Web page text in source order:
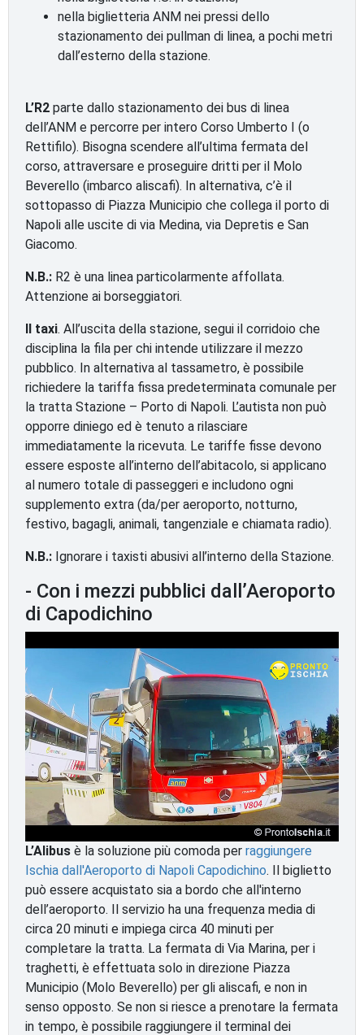
nella biglietteria ANM nei pressi dello
stazionamento dei pullman di linea, a pochi metri
dall’esterno della stazione.
L’R2 parte dallo stazionamento dei bus di linea
dell’ANM e percorre per intero Corso Umberto I (o
Rettifilo). Bisogna scendere all’ultima fermata del
corso, attraversare e proseguire dritti per il Molo
Beverello (imbarco aliscafi). In alternativa, c’è il
sottopasso di Piazza Municipio che collega il porto di
Napoli alle uscite di via Medina, via Depretis e San
Giacomo.
N.B.: R2 è una linea particolarmente affollata.
Attenzione ai borseggiatori.
Il taxi. All’uscita della stazione, segui il corridoio che
disciplina la fila per chi intende utilizzare il mezzo
pubblico. In alternativa al tassametro, è possibile
richiedere la tariffa fissa predeterminata comunale per
la tratta Stazione – Porto di Napoli. L’autista non può
opporre diniego ed è tenuto a rilasciare
immediatamente la ricevuta. Le tariffe fisse devono
essere esposte all’interno dell’abitacolo, si applicano
al numero totale di passeggeri e includono ogni
supplemento extra (da/per aeroporto, notturno,
festivo, bagagli, animali, tangenziale e chiamata radio).
N.B.: Ignorare i taxisti abusivi all’interno della Stazione.
- Con i mezzi pubblici dall’Aeroporto
di Capodichino
L’Alibus è la soluzione più comoda per raggiungere
Ischia dall'Aeroporto di Napoli Capodichino. Il biglietto
può essere acquistato sia a bordo che all'interno
dell’aeroporto. Il servizio ha una frequenza media di
circa 20 minuti e impiega circa 40 minuti per
completare la tratta. La fermata di Via Marina, per i
traghetti, è effettuata solo in direzione Piazza
Municipio (Molo Beverello) per gli aliscafi, e non in
senso opposto. Se non si riesce a prenotare la fermata
in tempo, è possibile raggiungere il terminal dei